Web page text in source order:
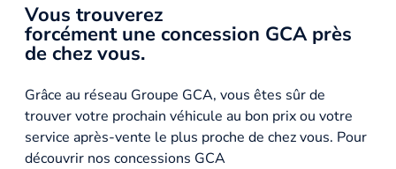
Vous trouverez
forcément une concession GCA près
de chez vous.
Grâce au réseau Groupe GCA, vous êtes sûr de
trouver votre prochain véhicule au bon prix ou votre
service après-vente le plus proche de chez vous. Pour
découvrir nos concessions GCA